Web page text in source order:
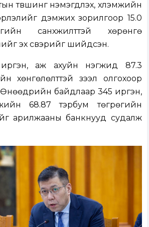
түвшинг нэмэгдүүлэх, хүлэмжийн
дэмжих зорилгоор 15.0
санхүүжилттэй хөрөнгө
эх үүсвэрийг шийдсэн.
аж ахуйн нэгжид 87.3
хөнгөлөлттэй зээл олгохоор
байдлаар 345 иргэн,
68.87 тэрбум төгрөгийн
арилжааны банкнууд судалж